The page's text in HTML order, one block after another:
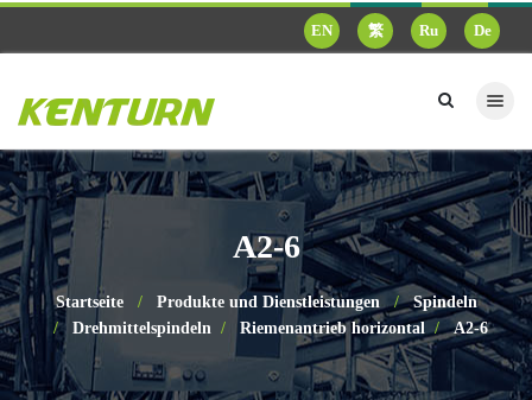
EN 繁 Ru De
A2-6
Startseite Produkte und Dienstleistungen
Spindeln
Drehmittelspindeln
Riemenantrieb horizontal A2-6